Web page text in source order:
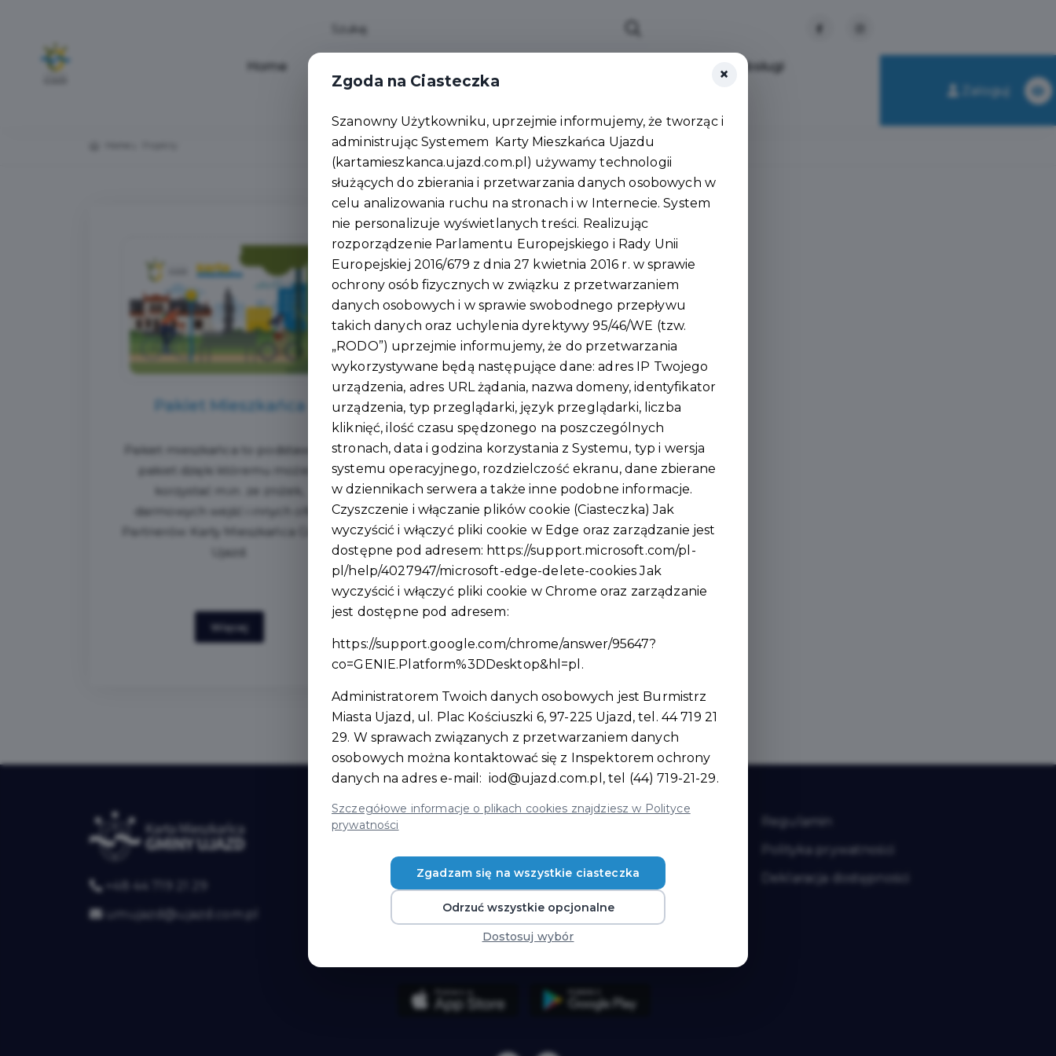
Home Punkty obsługi
Zaloguj
Pakiet Mieszkańca
Pakiet mieszkańca to podstawowy
pakiet dzięki któremu możesz
korzystać m.in. ze zniżek,
darmowych wejść i innych ofert
Partnerów Karty Mieszkańca Gminy
Ujazd.
Więcej
+48 44 719 21 29
umujazd@ujazd.com.pl
Pomoc / FAQ
partnerem karty
Regulamin
Polityka prywatności
Deklaracja dostępności
×
Zgoda na Ciasteczka
Szanowny Użytkowniku, uprzejmie informujemy, że tworząc i
administrując Systemem Karty Mieszkańca Ujazdu
(kartamieszkanca.ujazd.com.pl) używamy technologii
służących do zbierania i przetwarzania danych osobowych w
celu analizowania ruchu na stronach i w Internecie. System
nie personalizuje wyświetlanych treści. Realizując
rozporządzenie Parlamentu Europejskiego i Rady Unii
Europejskiej 2016/679 z dnia 27 kwietnia 2016 r. w sprawie
ochrony osób fizycznych w związku z przetwarzaniem
danych osobowych i w sprawie swobodnego przepływu
takich danych oraz uchylenia dyrektywy 95/46/WE (tzw.
„RODO”) uprzejmie informujemy, że do przetwarzania
wykorzystywane będą następujące dane: adres IP Twojego
urządzenia, adres URL żądania, nazwa domeny, identyfikator
urządzenia, typ przeglądarki, język przeglądarki, liczba
kliknięć, ilość czasu spędzonego na poszczególnych
stronach, data i godzina korzystania z Systemu, typ i wersja
systemu operacyjnego, rozdzielczość ekranu, dane zbierane
w dziennikach serwera a także inne podobne informacje.
Czyszczenie i włączanie plików cookie (Ciasteczka) Jak
wyczyścić i włączyć pliki cookie w Edge oraz zarządzanie jest
dostępne pod adresem: https://support.microsoft.com/pl-
pl/help/4027947/microsoft-edge-delete-cookiesJak
wyczyścić i włączyć pliki cookie w Chrome oraz zarządzanie
jest dostępne pod adresem:
https://support.google.com/chrome/answer/95647?
co=GENIE.Platform%3DDesktop&hl=pl .
Administratorem Twoich danych osobowych jest Burmistrz
Miasta Ujazd, ul. Plac Kościuszki 6, 97-225 Ujazd, tel. 44 719 21
29. W sprawach związanych z przetwarzaniem danych
osobowych można kontaktować się z Inspektorem ochrony
danych na adres e-mail: iod@ujazd.com.pl , tel (44) 719-21-29.
Szczegółowe informacje o plikach cookies znajdziesz w Polityce
prywatności
Zgadzam się na wszystkie ciasteczka
Odrzuć wszystkie opcjonalne
Dostosuj wybór